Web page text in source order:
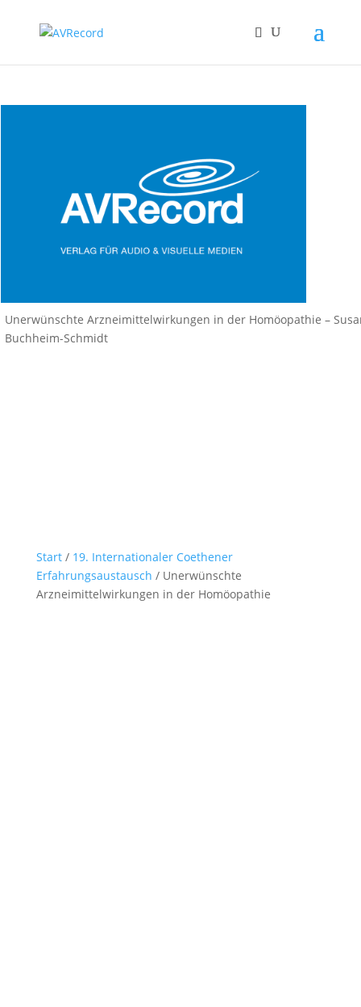
Unerwünschte Arzneimittelwirkungen in der Homöopathie –
Buchheim-Schmidt
Start/ 19. Internationaler Coethener
Erfahrungsaustausch / Unerwünschte
Arzneimittelwirkungen in der Homöopathie